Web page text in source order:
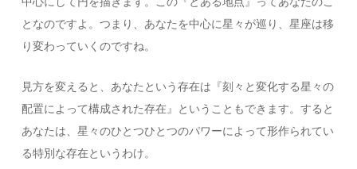
となのですよ。つまり、あなたを中心に星々が巡り、星座は移
り変わっていくのですね。
見方を変えると、あなたという存在は『刻々と変化する星々の
配置によって構成された存在』ということもできます。すると
あなたは、星々のひとつひとつのパワーによって形作られてい
る特別な存在というわけ。